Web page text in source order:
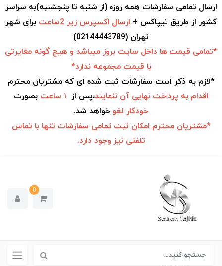
ارسال تمامی سفارشات همه روزه (از شنبه تا پنجشنبه)به سراسر
کشور از طریق تیپاکس + ارسال اکسپرس زیر 2ساعت
برای شهر
تهران (02144443789)
*تمامی قیمت ها داخل سایت بروز میباشد و هیچ گونه مغایرتی
با قیمت مجموعه ندارد*
*لازم به ذکر است سفارشات ثبت شده ای که مشتریان محترم
اقدام به پرداخت نهایی آن ننمایند،پس از
بصورت
خودکار لغو خواهد شد.
*مشتریان محترم امکان ثبت تمامی سفارشات تنها با تماس
تلفنی نیز وجود دارد.
0